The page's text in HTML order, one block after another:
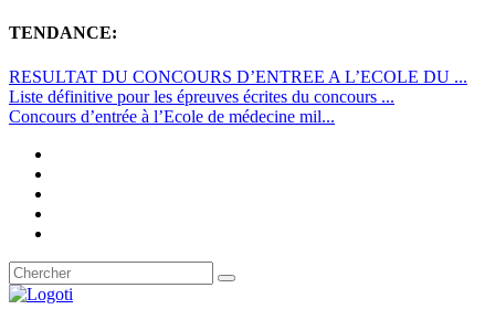
TENDANCE:
RESULTAT DU CONCOURS D’ENTREE A L’ECOLE DU ...
Liste définitive pour les épreuves écrites du concours ...
Concours d’entrée à l’Ecole de médecine mil...